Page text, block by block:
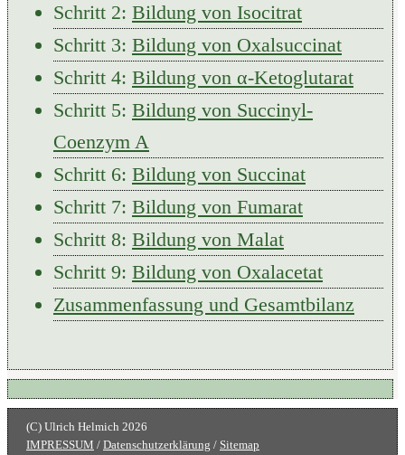
Schritt 2: Bildung von Isocitrat
Schritt 3: Bildung von Oxalsuccinat
Schritt 4: Bildung von α-Ketoglutarat
Schritt 5: Bildung von Succinyl-
Coenzym A
Schritt 6: Bildung von Succinat
Schritt 7: Bildung von Fumarat
Schritt 8: Bildung von Malat
Schritt 9: Bildung von Oxalacetat
Zusammenfassung und Gesamtbilanz
IMPRESSUM / Datenschutzerklärung / Sitemap